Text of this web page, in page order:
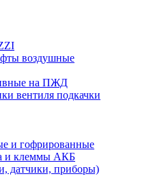
воздушные
на ПЖД
вентиля подкачки
и гофрированные
и клеммы АКБ
датчики, приборы)